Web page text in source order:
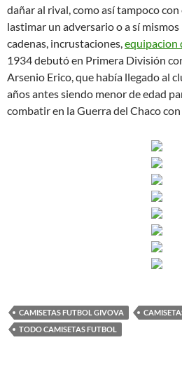
dañar al rival, como así tampoco
lastimar un adversario o a sí
cadenas, incrustaciones,equipacion
1934 debutó en Primera División
Arsenio Erico, que había llegado al
años antes siendo menor de edad
combatir en la Guerra del Chaco con
CAMISETAS FUTBOL GIVOVA
TODO CAMISETAS FUTBOL